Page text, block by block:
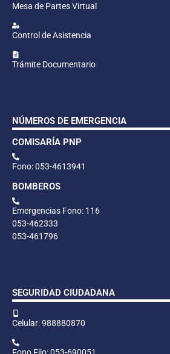
Mesa de Partes Virtual
Control de Asistencia
Trámite Documentario
NÚMEROS DE EMERGENCIA
COMISARÍA PNP
Fono: 053-4613941
BOMBEROS
Emergencias Fono: 116
053-462333
053-461796
SEGURIDAD CIUDADANA
Celular: 988880870
Fono Fijo: 053-690051